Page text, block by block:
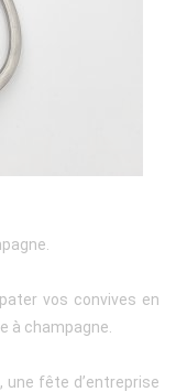
vos convives en
à champagne.
une fête d’entreprise